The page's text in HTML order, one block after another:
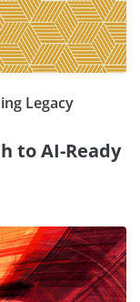
Legacy
to AI-Ready